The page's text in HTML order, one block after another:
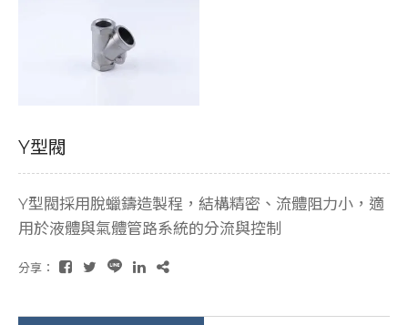
Y型閥
Y型閥採用脫蠟鑄造製程，結構精密、流體阻力小，適
用於液體與氣體管路系統的分流與控制
分享：